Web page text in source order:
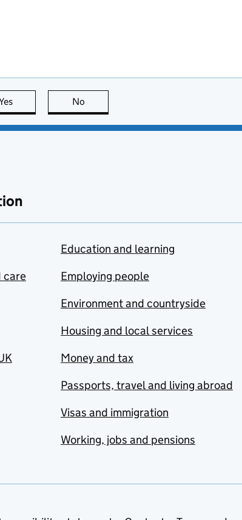
this page is useful
No
care
Education and learning
Employing people
Environment and countryside
Housing and local services
Money and tax
Passports, travel and living abroad
Visas and immigration
Working, jobs and pensions